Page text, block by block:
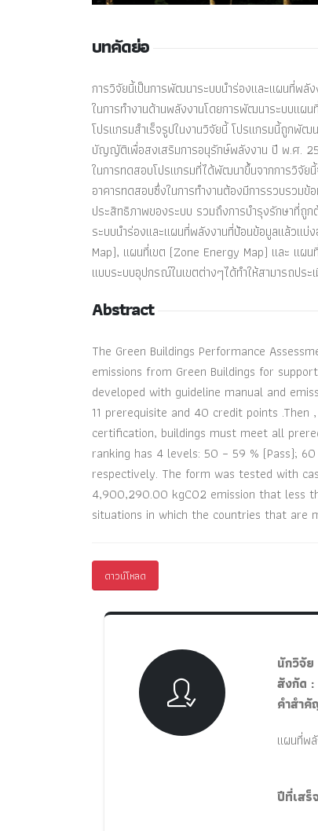
บทคัดย่อ
การวิจัยนี้เป็นการพัฒนาระบบนำร่องและแผนที่พลั
ในการทำงานด้านพลังงานโดยการพัฒนาระบบแ
โปรแกรมสำเร็จรูปในงานวิจัยนี้ โปรแกรมนี้ถูกพัฒ
บัญญัติเพื่อสงเสริมการอนุรักษ์พลังงาน ปี พ.ศ.
ในการทดสอบโปรแกรมที่ได้พัฒนาขึ้นจากการวิจัย
อาคารทดสอบซึ่งในการทำงานต้องมีการรวบรวม
ประสิทธิภาพของระบบ รวมถึงการบำรุงรักษาที่ถู
ระบบนำร่องและแผนที่พลังงานที่ป้อนข้อมูลแล้วแ
Map), แผนที่เขต (Zone Energy Map) และ แผน
แบบระบบอุปกรณ์ในเขตต่างๆได้ทำให้สามารถปร
Abstract
The Green Buildings Performance
emissions from Green Buildings for
developed with guideline manual and
11 prerequisite and 40 credit points
certification, buildings must meet all
ranking has 4 levels: 50 – 59 % (Pass);
respectively. The form was tested with
4,900,290.00 kgCO2 emission that less
situations in which the countries that are
ดาวน์โหลด
นักวิจัย
สังกัด :
คำสำคั
แผนที่พ
ปีที่เสร็